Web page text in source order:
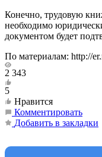
Конечно, трудовую
необходимо
документом будет
По материалам: http://
2 343
5
Нравится
Комментировать
Добавить в закладки